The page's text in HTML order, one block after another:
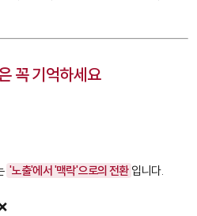
꼭 기억하세요
'노출'에서 '맥락'으로의 전환 입니다.